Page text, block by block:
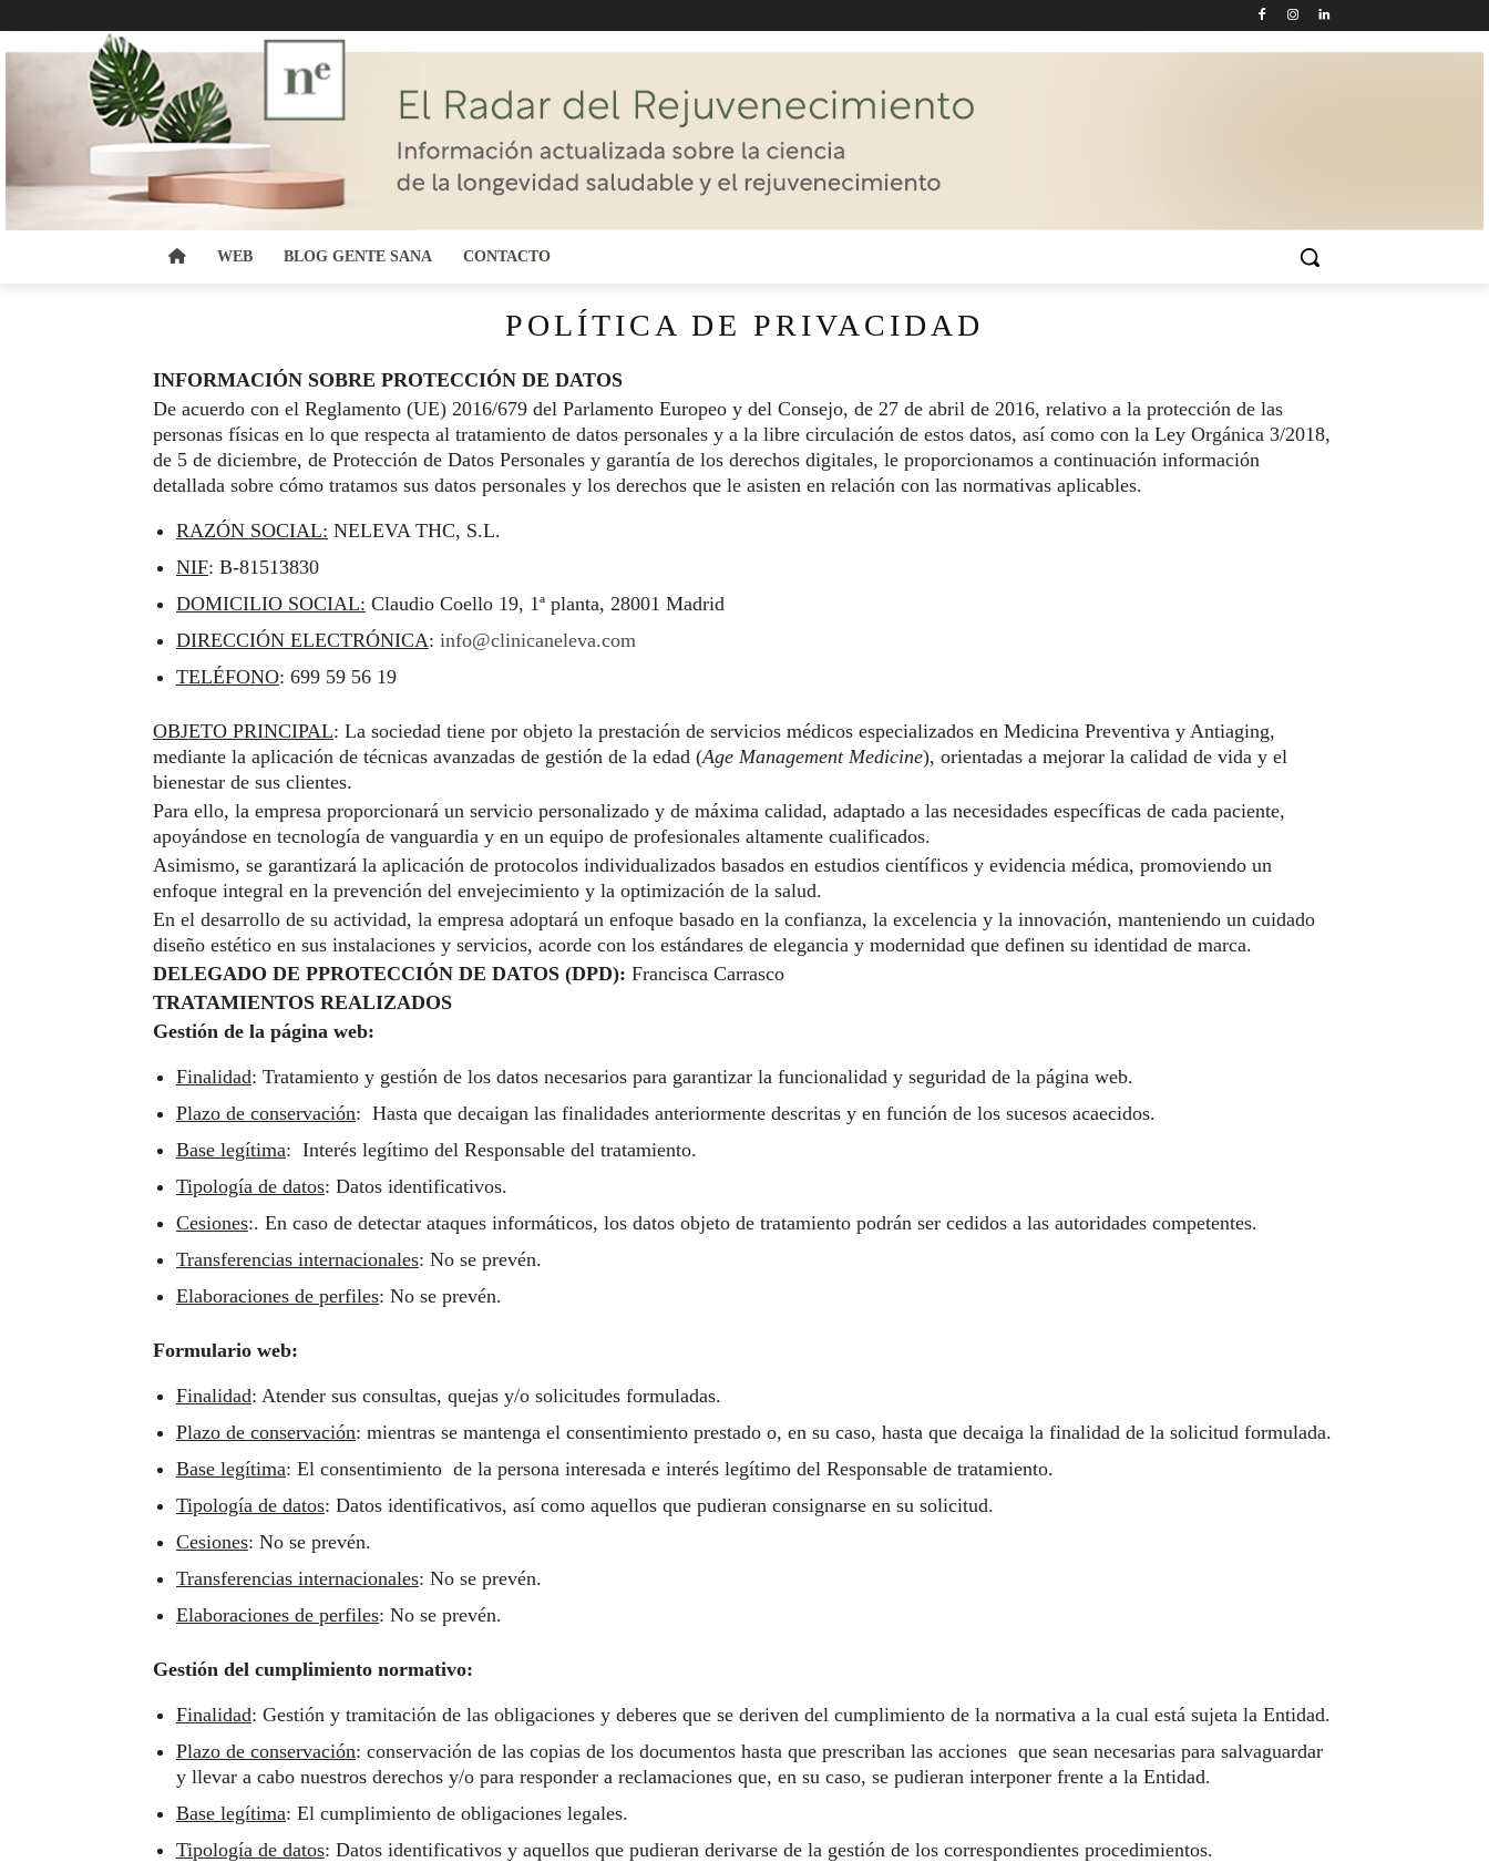
WEB BLOG GENTE SANA CONTACTO
POLÍTICA DE PRIVACIDAD
INFORMACIÓN SOBRE PROTECCIÓN DE DATOS
De acuerdo con el Reglamento (UE) 2016/679 del Parlamento Europeo y del Consejo, de 27 de abril de 2016, relativo a la protección de las
personas físicas en lo que respecta al tratamiento de datos personales y a la libre circulación de estos datos, así como con la Ley Orgánica 3/2018,
de 5 de diciembre, de Protección de Datos Personales y garantía de los derechos digitales, le proporcionamos a continuación información
detallada sobre cómo tratamos sus datos personales y los derechos que le asisten en relación con las normativas aplicables.
RAZÓN SOCIAL: NELEVA THC, S.L.
NIF: B-81513830
DOMICILIO SOCIAL: Claudio Coello 19, 1ª planta, 28001 Madrid
DIRECCIÓN ELECTRÓNICA: info@clinicaneleva.com
TELÉFONO: 699 59 56 19
OBJETO PRINCIPAL: La sociedad tiene por objeto la prestación de servicios médicos especializados en Medicina Preventiva y Antiaging,
mediante la aplicación de técnicas avanzadas de gestión de la edad (Age Management Medicine), orientadas a mejorar la calidad de vida y el
bienestar de sus clientes.
Para ello, la empresa proporcionará un servicio personalizado y de máxima calidad, adaptado a las necesidades específicas de cada paciente,
apoyándose en tecnología de vanguardia y en un equipo de profesionales altamente cualificados.
Asimismo, se garantizará la aplicación de protocolos individualizados basados en estudios científicos y evidencia médica, promoviendo un
enfoque integral en la prevención del envejecimiento y la optimización de la salud.
En el desarrollo de su actividad, la empresa adoptará un enfoque basado en la confianza, la excelencia y la innovación, manteniendo un cuidado
diseño estético en sus instalaciones y servicios, acorde con los estándares de elegancia y modernidad que definen su identidad de marca.
DELEGADO DE PPROTECCIÓN DE DATOS (DPD): Francisca Carrasco
TRATAMIENTOS REALIZADOS
Gestión de la página web:
Finalidad: Tratamiento y gestión de los datos necesarios para garantizar la funcionalidad y seguridad de la página web.
Plazo de conservación: Hasta que decaigan las finalidades anteriormente descritas y en función de los sucesos acaecidos.
Base legítima: Interés legítimo del Responsable del tratamiento.
Tipología de datos: Datos identificativos.
Cesiones:. En caso de detectar ataques informáticos, los datos objeto de tratamiento podrán ser cedidos a las autoridades competentes.
Transferencias internacionales: No se prevén.
Elaboraciones de perfiles: No se prevén.
Formulario web:
Finalidad: Atender sus consultas, quejas y/o solicitudes formuladas.
Plazo de conservación: mientras se mantenga el consentimiento prestado o, en su caso, hasta que decaiga la finalidad de la solicitud formulada.
Base legítima: El consentimiento de la persona interesada e interés legítimo del Responsable de tratamiento.
Tipología de datos: Datos identificativos, así como aquellos que pudieran consignarse en su solicitud.
Cesiones: No se prevén.
Transferencias internacionales: No se prevén.
Elaboraciones de perfiles: No se prevén.
Gestión del cumplimiento normativo:
Finalidad: Gestión y tramitación de las obligaciones y deberes que se deriven del cumplimiento de la normativa a la cual está sujeta la Entidad.
Plazo de conservación: conservación de las copias de los documentos hasta que prescriban las acciones que sean necesarias para salvaguardar
y llevar a cabo nuestros derechos y/o para responder a reclamaciones que, en su caso, se pudieran interponer frente a la Entidad.
Base legítima: El cumplimiento de obligaciones legales.
Tipología de datos: Datos identificativos y aquellos que pudieran derivarse de la gestión de los correspondientes procedimientos.